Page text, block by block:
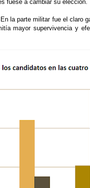
fuese a cambiar su elección.
la parte militar fue el claro
mayor supervivencia y